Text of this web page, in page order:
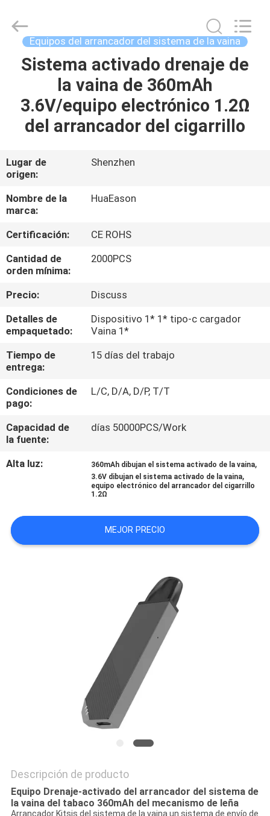
HOGAR
PRODUCTOS
SOBRE
NOSOTROS
VIAJE
DE
LA
FÁBRICA
CONTROL
DE
CALIDAD
UNA
CITA
vaina
Copyright
huaeason.com.
Reserved.
Developed
Equipos del arrancador del sistema de la vaina
Sistema activado drenaje de
la vaina de 360mAh
3.6V/equipo electrónico 1.2Ω
del arrancador del cigarrillo
Lugar de
origen:
Shenzhen
Nombre de la
marca:
HuaEason
Certificación:
CE ROHS
Cantidad de
orden mínima:
2000PCS
Precio:
Discuss
Detalles de
empaquetado:
Dispositivo 1* 1* tipo-c cargador
Vaina 1*
Tiempo de
entrega:
15 días del trabajo
Condiciones de
pago:
L/C, D/A, D/P, T/T
Capacidad de
la fuente:
días 50000PCS/Work
Alta luz: 360mAh dibujan el sistema activado de la vaina,
3.6V dibujan el sistema activado de la vaina,
equipo electrónico del arrancador del cigarrillo
1.2Ω
MEJOR PRECIO
Descripción de producto
Equipo Drenaje-activado del arrancador del sistema de
la vaina del tabaco 360mAh del mecanismo de leña
Arrancador Kitsis del sistema de la vaina un sistema de envío de